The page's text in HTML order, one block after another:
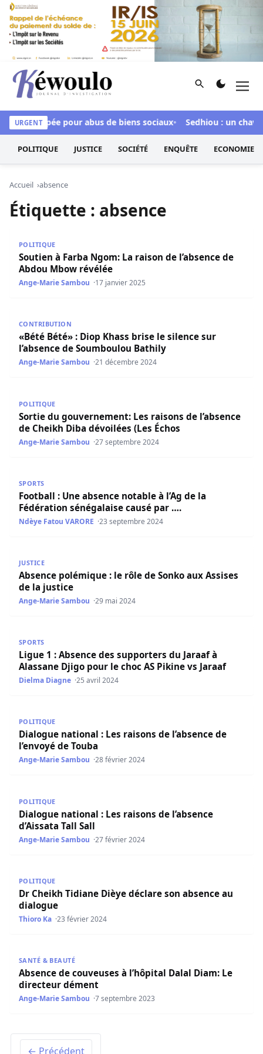
Aller au contenu
Kéwoulo, le premier site d'information et d'investigation
Rechercher
URGENT
inculpée pour abus de biens sociaux Sedhiou : un
POLITIQUE JUSTICE SOCIÉTÉ ENQUÊTE ECONOMIE
Accueil absence
Étiquette : absence
POLITIQUE
Soutien à Farba Ngom: La raison de l’absence de
Abdou Mbow révélée
Ange-Marie Sambou 17 janvier 2025
CONTRIBUTION
«Bété Bété» : Diop Khass brise le silence sur
l’absence de Soumboulou Bathily
Ange-Marie Sambou 21 décembre 2024
POLITIQUE
Sortie du gouvernement: Les raisons de l’absence
de Cheikh Diba dévoilées (Les Échos
Ange-Marie Sambou 27 septembre 2024
SPORTS
Football : Une absence notable à l’Ag de la
Fédération sénégalaise causé par ….
Ndèye Fatou VARORE 23 septembre 2024
JUSTICE
Absence polémique : le rôle de Sonko aux Assises
de la justice
Ange-Marie Sambou 29 mai 2024
SPORTS
Ligue 1 : Absence des supporters du Jaraaf à
Alassane Djigo pour le choc AS Pikine vs Jaraaf
Dielma Diagne 25 avril 2024
POLITIQUE
Dialogue national : Les raisons de l’absence de
l’envoyé de Touba
Ange-Marie Sambou 28 février 2024
POLITIQUE
Dialogue national : Les raisons de l’absence
d’Aissata Tall Sall
Ange-Marie Sambou 27 février 2024
POLITIQUE
Dr Cheikh Tidiane Dièye déclare son absence au
dialogue
Thioro Ka 23 février 2024
SANTÉ & BEAUTÉ
Absence de couveuses à l’hôpital Dalal Diam: Le
directeur dément
Ange-Marie Sambou 7 septembre 2023
← Précédent